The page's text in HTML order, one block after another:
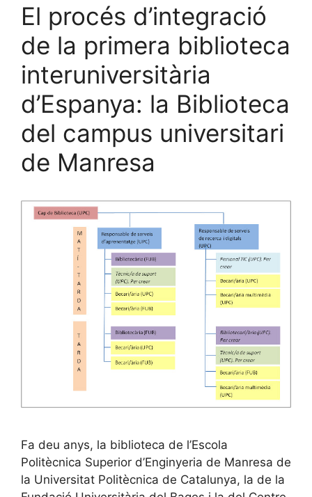
El procés d’integració
de la primera biblioteca
interuniversitària
d’Espanya: la Biblioteca
del campus universitari
de Manresa
Fa deu anys, la biblioteca de l’Escola
Politècnica Superior d’Enginyeria de Manresa de
la Universitat Politècnica de Catalunya, la de la